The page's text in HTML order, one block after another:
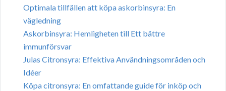
Optimala tillfällen att köpa askorbinsyra: En
vägledning
Askorbinsyra: Hemligheten till Ett bättre
immunförsvar
Julas Citronsyra: Effektiva Användningsområden och
Idéer
Köpa citronsyra: En omfattande guide för inköp och